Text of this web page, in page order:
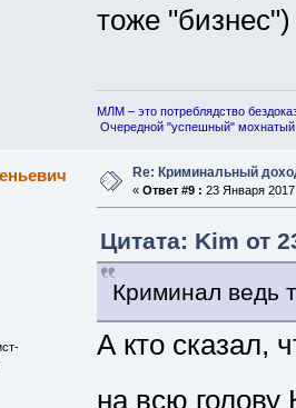
тоже "бизнес")
МЛМ – это потреблядство
Очередной "успешный"
Re: Криминальный
« Ответ #9 : 23 Января
Цитата: Kim от
Криминал ведь
А кто сказал,
на всю